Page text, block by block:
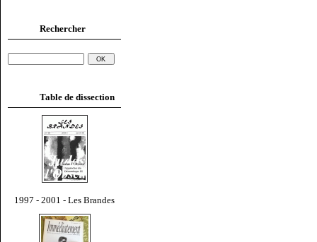
Rechercher
Table de dissection
1997 - 2001 - Les Brandes